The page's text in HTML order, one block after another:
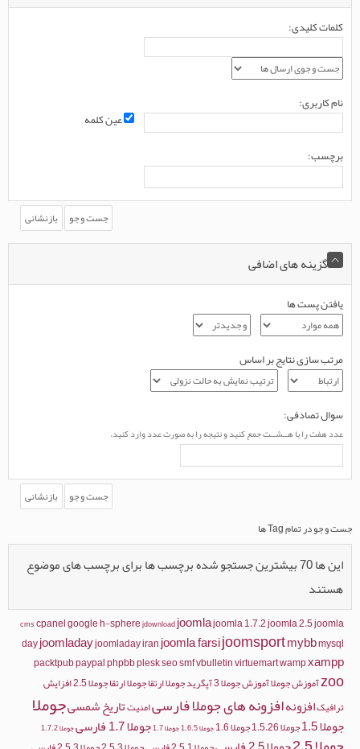
کلمات کلیدی:
نام کاربری:
عین کلمه
برچسب:
گزینه های اضافی
یافتن پست ها
مرتب سازی نتایج بر اساس
سوال تصادفی:
عدد هفت را با هــشــت جمع کنید و نتیجه را به صورت عدد وارد کنید.
جست و جو در تمام Tag ها
این ها 70 بیشترین جستجو شده برچسب ها برای برچسب های موضوع
هستند
cmscpanelgoogleh-spherejdownloadjoomlajoomla 1.7.2joomla 2.5joomla
dayjoomladayjoomladay iranjoomla farsijoomsportmybbmysql
packtpubpaypalphpbbpleskseosmfvbulletinvirtuemartwampxampp
zooآموزش جوملاآموزش جوملا 3 آپگرید جوملاارتقا جوملاارتقا جوملا 2.5
افزایش
ترافیکافزونهافزونه های جوملا فارسیامنیتتاریخ شمسیجوملا
جوملا 1.5 جوملا 1.5.26 جوملا 1.6 جوملا 1.6.5 جوملا 1.7 جوملا 1.7 فارسی جوملا 1.7.2